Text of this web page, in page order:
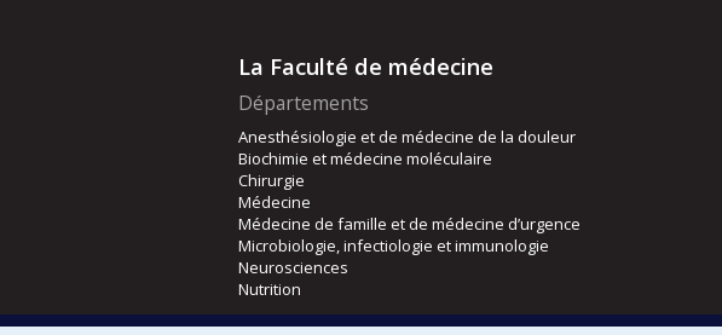
La Faculté de médecine
Départements
Anesthésiologie et de médecine de la douleur
Biochimie et médecine moléculaire
Chirurgie
Médecine
Médecine de famille et de médecine d’urgence
Microbiologie, infectiologie et immunologie
Neurosciences
Nutrition